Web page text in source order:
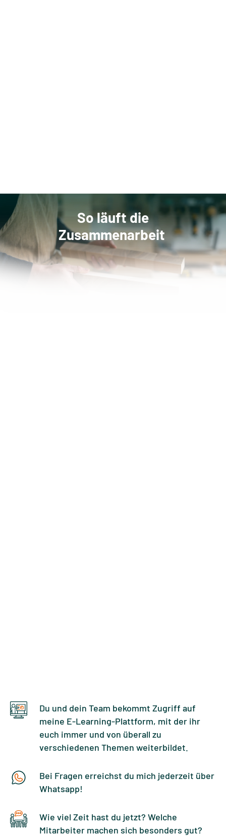
So läuft die
Zusammenarbeit
Du und dein Team bekommt Zugriff auf
meine E-Learning-Plattform, mit der ihr
euch immer und von überall zu
verschiedenen Themen weiterbildet.
Bei Fragen erreichst du mich jederzeit über
Whatsapp!
Wie viel Zeit hast du jetzt? Welche
Mitarbeiter machen sich besonders gut?